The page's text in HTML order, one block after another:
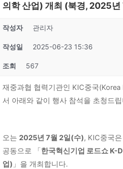
의학 산업) 개최 (북경, 2025
작성자 관리자
작성일 2025-06-23 15:36
조회 567
재중과협 협력기관인 KIC중국
서 아래와 같이 행사 참석을 초청드
오는 2025년 7월 2일(수), KIC중국
공동으로 「한국혁신기업 로드쇼 K-
업) 」을 개최합니다.